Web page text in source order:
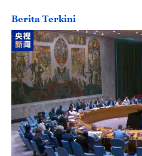
Berita Terkini